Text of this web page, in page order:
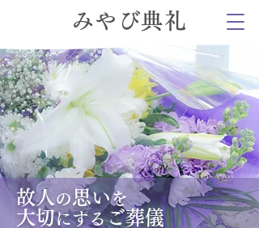
みやび典礼
故人 の思いを
大切にするご葬儀